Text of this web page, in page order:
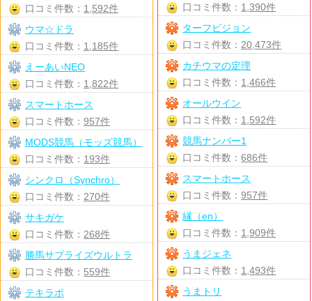
口コミ件数： 1,390件
ターフビジョン
口コミ件数： 20,473件
カチウマの定理
口コミ件数： 1,466件
オールウイン
口コミ件数： 1,592件
競馬ナンバー1
口コミ件数：686件
スマートホース
口コミ件数：957件
縁（en）
口コミ件数： 1,909件
うまジェネ
口コミ件数： 1,493件
うまトリ
口コミ件数： 1,592件
ウマ☆ドラ
口コミ件数： 1,185件
えーあいNEO
口コミ件数： 1,822件
スマートホース
口コミ件数： 957件
MODS競馬（モッズ競馬）
口コミ件数： 193件
シンクロ（Synchro）
口コミ件数： 270件
サキガケ
口コミ件数： 268件
勝馬サプライズウルトラ
口コミ件数： 559件
テキラボ